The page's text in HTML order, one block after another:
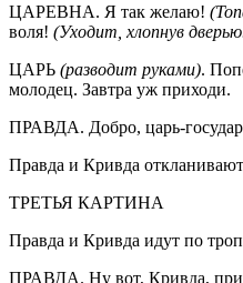
ЦАРЕВНА. Я так желаю!
воля! (Уходит, хлопнув
ЦАРЬ (разводит руками).
молодец. Завтра уж приходи.
ПРАВДА. Добро, царь-
Правда и Кривда
ТРЕТЬЯ КАРТИНА
Правда и Кривда идут по
ПРАВДА. Ну вот, Кривда,